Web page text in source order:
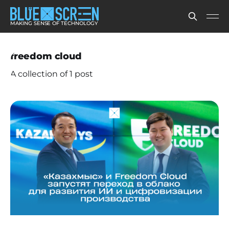
MAKING SENSE OF TECHNOLOGY
freedom cloud
A collection of 1 post